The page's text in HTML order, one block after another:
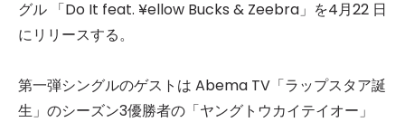
グル 「Do It feat. ¥ellow Bucks & Zeebra」を4月22 日
にリリースする。
第一弾シングルのゲストは Abema TV「ラップスタア誕
生」のシーズン3優勝者の「ヤングトウカイテイオー」